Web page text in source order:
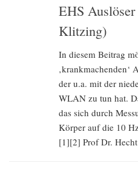
EHS
Klitzing)
In diesem Beitrag
‚krankmachenden‘
der u.a. mit der
WLAN zu tun hat.
das sich durch
Körper auf die 10
[1][2] Prof Dr.